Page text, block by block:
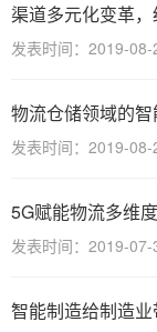
渠道多元化变革，
发表时间：2019-08-
物流仓储领域的
发表时间：2019-08-
5G赋能物流多维
发表时间：2019-07-
智能制造给制造